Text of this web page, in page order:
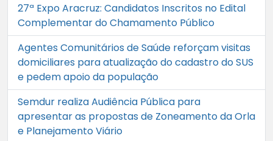
27ª Expo Aracruz: Candidatos Inscritos no Edital
Complementar do Chamamento Público
Agentes Comunitários de Saúde reforçam visitas
domiciliares para atualização do cadastro do SUS
e pedem apoio da população
Semdur realiza Audiência Pública para
apresentar as propostas de Zoneamento da Orla
e Planejamento Viário